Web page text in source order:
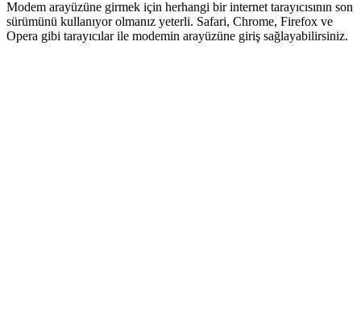
Modem arayüzüne girmek için herhangi bir internet tarayıcısının son
sürümünü kullanıyor olmanız yeterli. Safari, Chrome, Firefox ve
Opera gibi tarayıcılar ile modemin arayüzüne giriş sağlayabilirsiniz.